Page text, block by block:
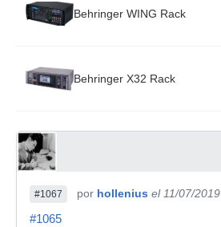
Behringer WING Rack
Behringer X32 Rack
#1067 por hollenius el 11/07/2019
#1065